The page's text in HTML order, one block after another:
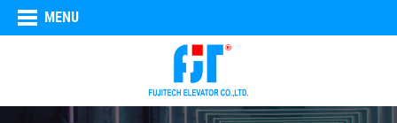
MENU